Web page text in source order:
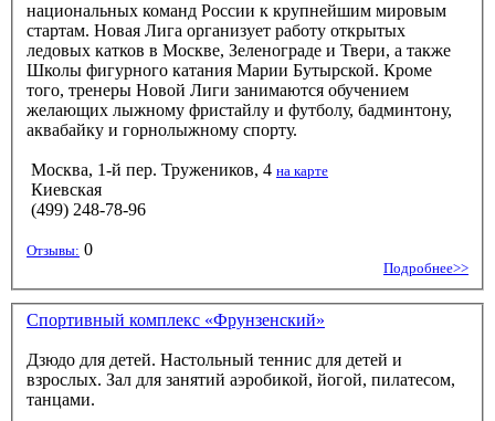
национальных команд России к крупнейшим мировым
стартам. Новая Лига организует работу открытых
ледовых катков в Москве, Зеленограде и Твери, а также
Школы фигурного катания Марии Бутырской. Кроме
того, тренеры Новой Лиги занимаются обучением
желающих лыжному фристайлу и футболу, бадминтону,
аквабайку и горнолыжному спорту.
Москва, 1-й пер. Тружеников, 4 на карте
Киевская
(499) 248-78-96
Отзывы: 0
Подробнее>>
Спортивный комплекс «Фрунзенский»
Дзюдо для детей. Настольный теннис для детей и
взрослых. Зал для занятий аэробикой, йогой, пилатесом,
танцами.